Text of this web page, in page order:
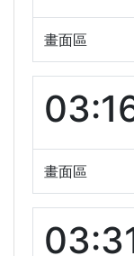
畫面區
畫面區